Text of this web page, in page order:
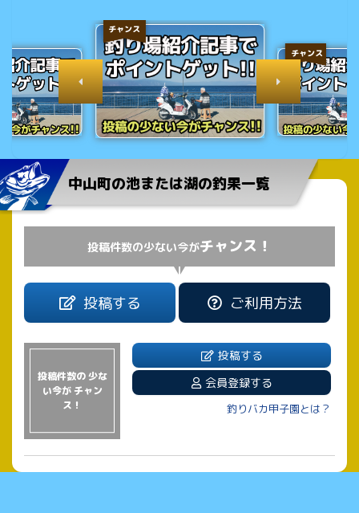
チャンス
チャンス
中山町の池または湖の釣果一覧
投稿件数の少ない今がチャンス！
投稿する ご利用方法
投稿件数の 少な
い今が チャン
ス！
投稿する
会員登録する
釣りバカ甲子園とは？